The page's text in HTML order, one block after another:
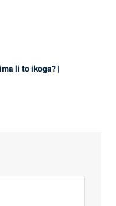
li to ikoga? |